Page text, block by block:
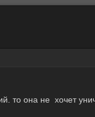
то она не хочет